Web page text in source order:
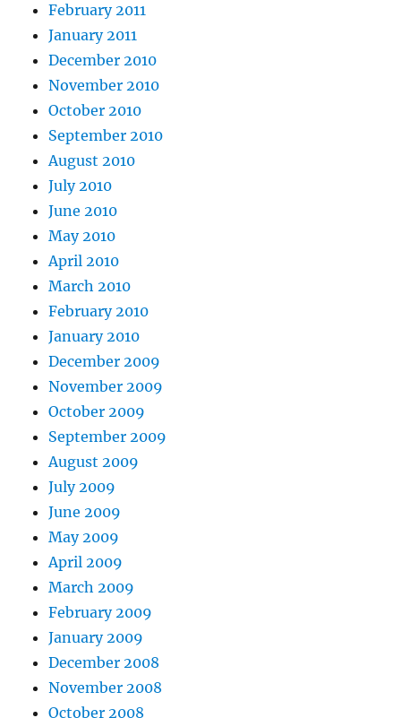
February 2011
January 2011
December 2010
November 2010
October 2010
September 2010
August 2010
July 2010
June 2010
May 2010
April 2010
March 2010
February 2010
January 2010
December 2009
November 2009
October 2009
September 2009
August 2009
July 2009
June 2009
May 2009
April 2009
March 2009
February 2009
January 2009
December 2008
November 2008
October 2008